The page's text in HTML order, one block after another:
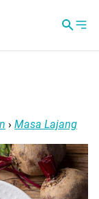
› Masa Lajang